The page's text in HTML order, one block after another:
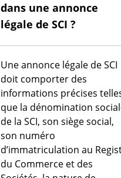
dans une annonce
légale de SCI ?
Une annonce légale de SCI
doit comporter des
informations précises
que la dénomination
de la SCI, son siège social,
son numéro
d’immatriculation au
du Commerce et des